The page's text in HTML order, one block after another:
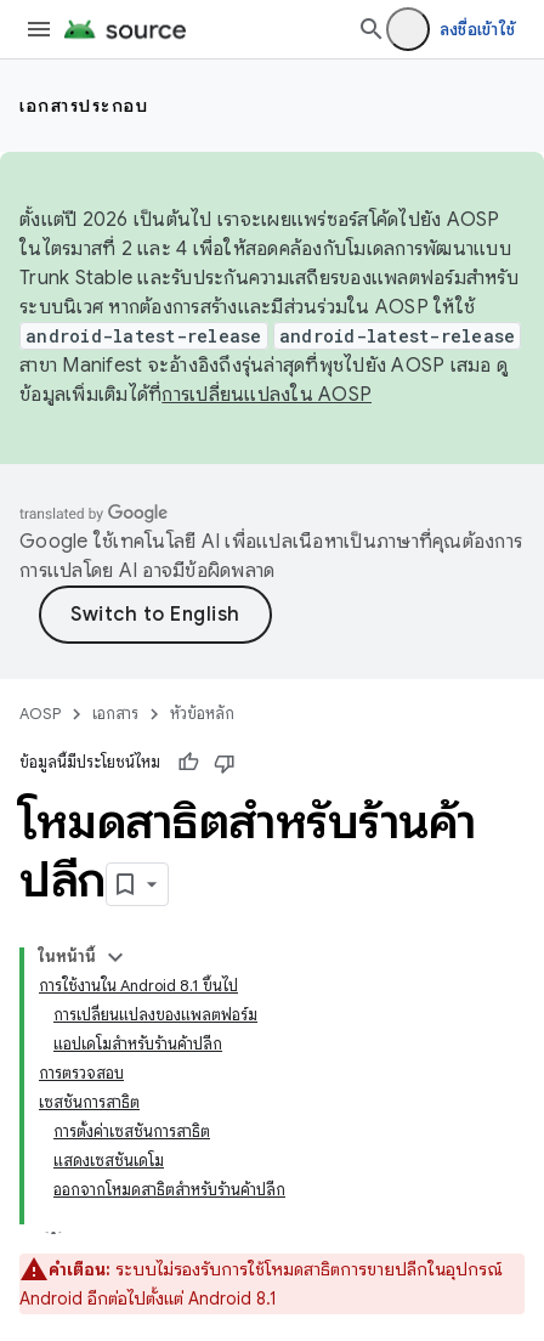
ลงชื่อเข้าใช้
เอกสารประกอบ
ตั้งแต่ปี 2026 เป็นต้นไป เราจะเผยแพร่ซอร์สโค้ดไปยัง AOSP
ในไตรมาสที่ 2 และ 4 เพื่อให้สอดคล้องกับโมเดลการพัฒนาแบบ
Trunk Stable และรับประกันความเสถียรของแพลตฟอร์มสำหรับ
ระบบนิเวศ หากต้องการสร้างและมีส่วนร่วมใน AOSP ให้ใช้
android-latest-release android-latest-release
สาขา Manifest จะอ้างอิงถึงรุ่นล่าสุดที่พุชไปยัง AOSP เสมอ ดู
ข้อมูลเพิ่มเติมได้ที่การเปลี่ยนแปลงใน AOSP
Google ใช้เทคโนโลยี AI เพื่อแปลเนื้อหาเป็นภาษาที่คุณต้องการ
การแปลโดย AI อาจมีข้อผิดพลาด
AOSP เอกสาร หัวข้อหลัก
ข้อมูลนี้มีประโยชน์ไหม
โหมดสาธิตสำหรับร้านค้า
ปลีก
ในหน้านี้
การใช้งานใน Android 8.1 ขึ้นไป
การเปลี่ยนแปลงของแพลตฟอร์ม
แอปเดโมสำหรับร้านค้าปลีก
การตรวจสอบ
เซสชันการสาธิต
การตั้งค่าเซสชันการสาธิต
แสดงเซสชันเดโม
ออกจากโหมดสาธิตสำหรับร้านค้าปลีก
คำเตือน: ระบบไม่รองรับการใช้โหมดสาธิตการขายปลีกในอุปกรณ์
Android อีกต่อไปตั้งแต่ Android 8.1